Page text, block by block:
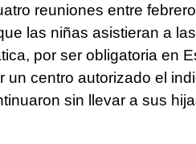
reuniones entre
las niñas asistieran a
por ser obligatoria en
centro autorizado el
sin llevar a sus